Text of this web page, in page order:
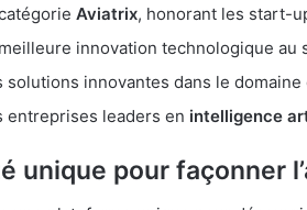
Aviatrix, honorant les start-
innovation technologique au
solutions innovantes dans le domaine
entreprises leaders en intelligence
unique pour façonner